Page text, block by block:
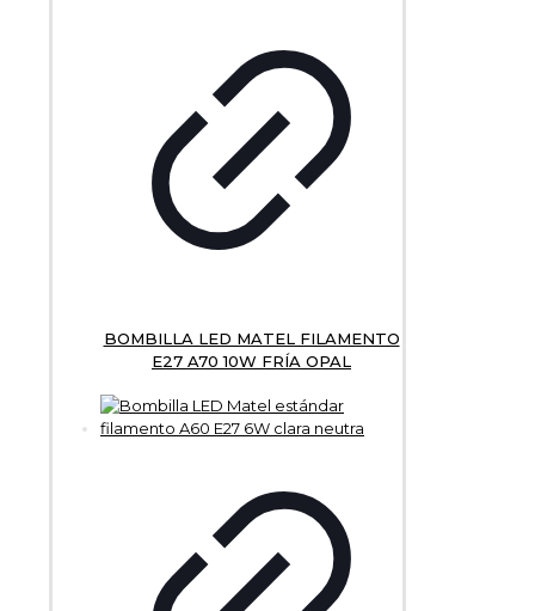
BOMBILLA LED MATEL FILAMENTO
E27 A70 10W FRÍA OPAL